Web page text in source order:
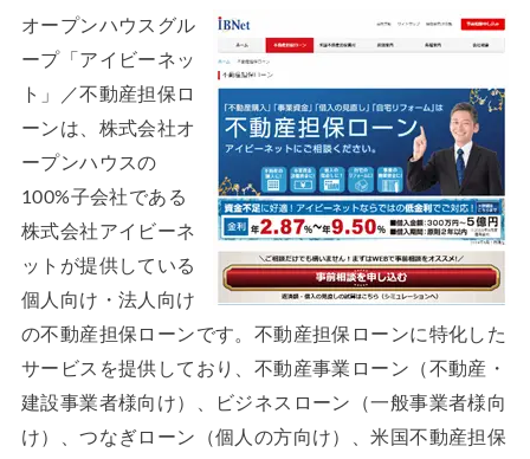
オープンハウスグル
ープ「アイビーネッ
ト」／不動産担保ロ
ーンは、株式会社オ
ープンハウスの
100%子会社である
株式会社アイビーネ
ットが提供している
個人向け・法人向け
の不動産担保ローンです。不動産担保ローンに特化した
サービスを提供しており、不動産事業ローン（不動産・
建設事業者様向け）、ビジネスローン（一般事業者様向
け）、つなぎローン（個人の方向け）、米国不動産担保